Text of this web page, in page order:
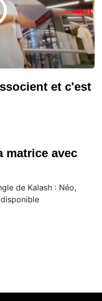
et c'est
matrice avec
de Kalash : Néo,